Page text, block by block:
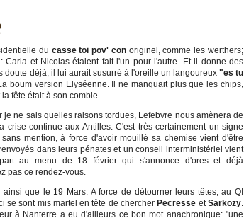
du casse toi pov' conoriginel, comme les werthers;
et Nicolas étaient fait l'un pour l'autre. Et il donne des
déjà, il lui aurait susurré à l'oreille un langoureux "es tu
boum version Elyséenne. Il ne manquait plus que les chips,
fête était à son comble.
ne sais quelles raisons tordues, Lefebvre nous amènera de
continue aux Antilles. C'est très certainement un signe
mention, à force d'avoir mouillé sa chemise vient d'être
dans leurs pénates et un conseil interministériel vient
au menu de 18 février qui s'annonce d'ores et déjà
pas ce rendez-vous.
que le 19 Mars. A force de détourner leurs têtes, au QI
se sont mis martel en tête de chercher Pecresse etSarkozy.
à Nanterre a eu d'ailleurs ce bon mot anachronique: "une